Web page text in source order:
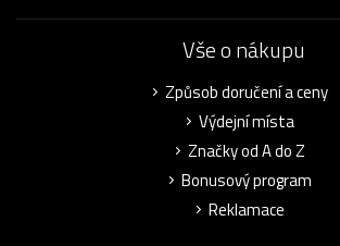
Vše o nákupu
Způsob doručení a ceny
Výdejní místa
Značky od A do Z
Bonusový program
Reklamace